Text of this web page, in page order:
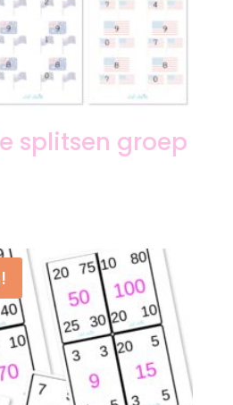
splitsen groep